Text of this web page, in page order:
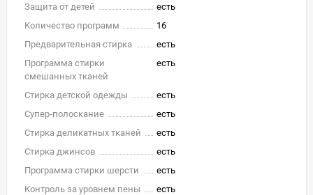
Защита от детей
есть
Количество программ
16
Предварительная стирка
есть
Программа стирки
смешанных тканей
есть
Стирка детской одежды
есть
Супер-полоскание
есть
Стирка деликатных тканей
есть
Стирка джинсов
есть
Программа стирки шерсти
есть
Контроль за уровнем пены
есть